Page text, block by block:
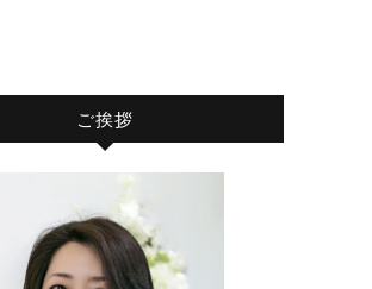
ご挨拶